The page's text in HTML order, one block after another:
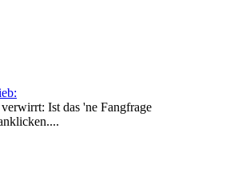
Ist das 'ne Fangfrage